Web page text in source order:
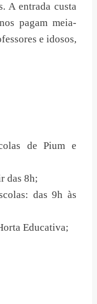
A entrada custa
pagam meia-
e idosos,
de Pium e
das 8h;
das 9h às
Educativa;